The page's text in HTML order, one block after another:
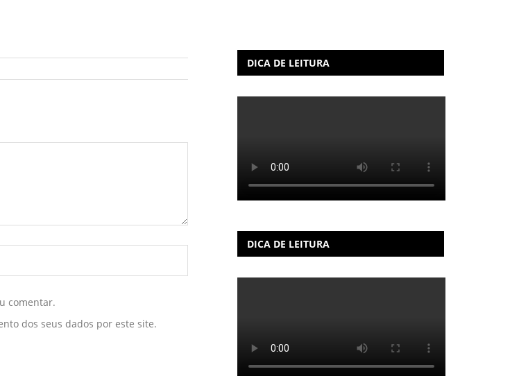
comentar.
dos seus dados por este site.
DICA DE LEITURA
DICA DE LEITURA